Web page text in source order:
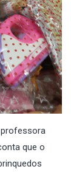
professora
que o